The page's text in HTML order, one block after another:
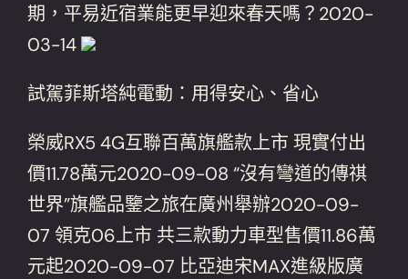
期，平易近宿業能更早迎來春天嗎？2020-
03-14
試駕菲斯塔純電動：用得安心、省心
榮威RX5 4G互聯百萬旗艦款上市 現實付出
價11.78萬元2020-09-08 “沒有彎道的傳祺
世界”旗艦品鑒之旅在廣州舉辦2020-09-
07 領克06上市 共三款動力車型售價11.86萬
元起2020-09-07 比亞迪宋MAX進級版廣